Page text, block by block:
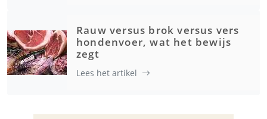
Rauw versus brok versus vers
hondenvoer, wat het bewijs
zegt
Lees het artikel